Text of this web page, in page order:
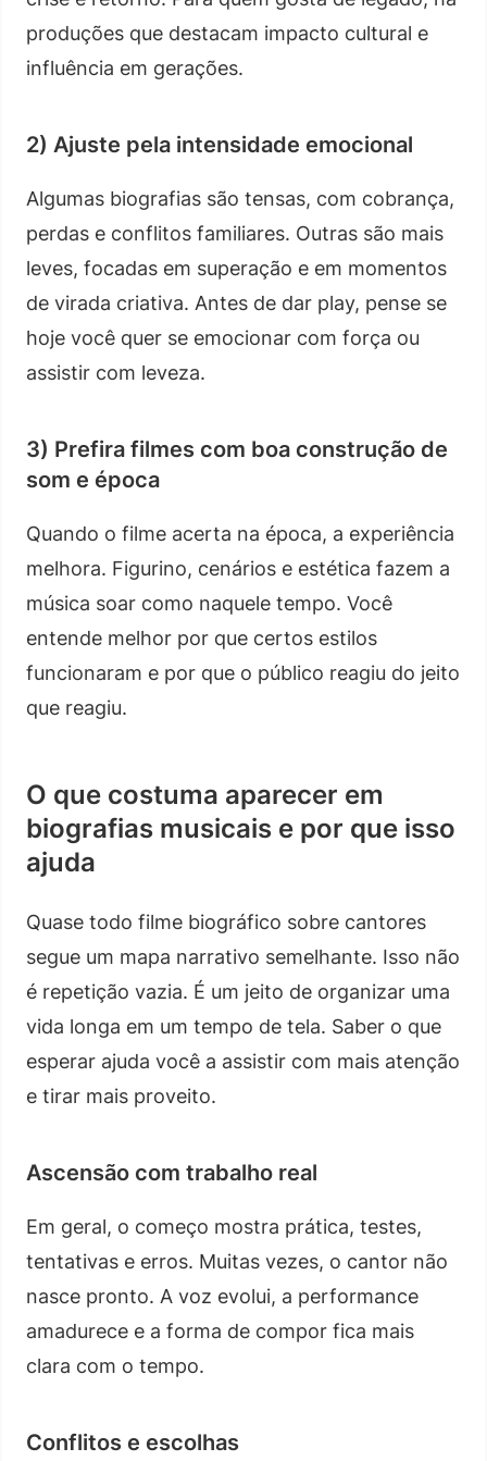
produções que destacam impacto cultural e
influência em gerações.
2) Ajuste pela intensidade emocional
Algumas biografias são tensas, com cobrança,
perdas e conflitos familiares. Outras são mais
leves, focadas em superação e em momentos
de virada criativa. Antes de dar play, pense se
hoje você quer se emocionar com força ou
assistir com leveza.
3) Prefira filmes com boa construção de
som e época
Quando o filme acerta na época, a experiência
melhora. Figurino, cenários e estética fazem a
música soar como naquele tempo. Você
entende melhor por que certos estilos
funcionaram e por que o público reagiu do jeito
que reagiu.
O que costuma aparecer em
biografias musicais e por que isso
ajuda
Quase todo filme biográfico sobre cantores
segue um mapa narrativo semelhante. Isso não
é repetição vazia. É um jeito de organizar uma
vida longa em um tempo de tela. Saber o que
esperar ajuda você a assistir com mais atenção
e tirar mais proveito.
Ascensão com trabalho real
Em geral, o começo mostra prática, testes,
tentativas e erros. Muitas vezes, o cantor não
nasce pronto. A voz evolui, a performance
amadurece e a forma de compor fica mais
clara com o tempo.
Conflitos e escolhas